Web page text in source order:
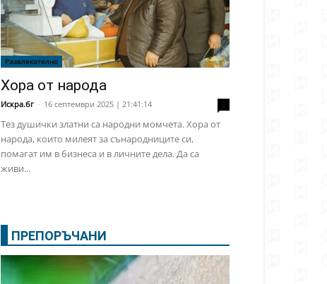
Развлекателно
Хора от народа
Искра.бг - 16 септември 2025 | 21:41:14
Тез душички златни са народни момчета. Хора от
народа, които милеят за сънародниците си,
помагат им в бизнеса и в личните дела. Да са
живи...
ПРЕПОРЪЧАНИ